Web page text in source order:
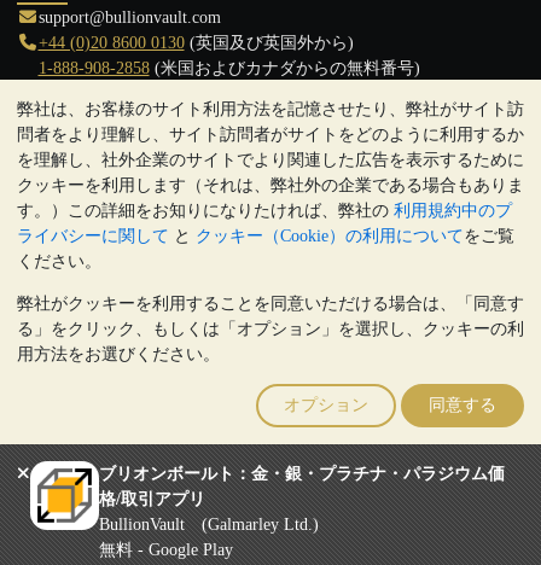
弊社は、お客様のサイト利用方法を記憶させたり、弊社がサイト訪
問者をより理解し、サイト訪問者がサイトをどのように利用するか
を理解し、社外企業のサイトでより関連した広告を表示するために
クッキーを利用します（それは、弊社外の企業である場合もありま
す。）この詳細をお知りになりたければ、弊社の 利用規約中のプ
ライバシーに関して と クッキー（Cookie）の利用についてをご覧
ください。
弊社がクッキーを利用することを同意いただける場合は、「同意す
る」をクリック、もしくは「オプション」を選択し、クッキーの利
用方法をお選びください。
オプション 同意する
ブリオンボールト：金・銀・プラチナ・パラジウム価
格/取引アプリ
BullionVault (Galmarley Ltd.)
無料 - Google Play
support@bullionvault.com
+44 (0)20 8600 0130(英国及び英国外から)
1-888-908-2858(米国およびカナダからの無料番号)
クリックして通話を開始
営業時間:
9:00～20:30 (英国), 月曜日から金曜日
17:00～2:30（日本時間）, 月曜日から金曜日
Galmarley Ltd T/A BullionVault
3 Shortlands (7th Floor)
London
W6 8DA
United Kingdom
貴金属の価値は下落することもあれば上昇することもありま
す。過去の傾向は、将来の価格の動きを保証するものではありませ
ん。BullionVaultのウェブサイト上、もしくはBullionVaultとのコミ
ュニケーション上のいかなる内容も、投資に関する助言ではありま
せん。顧客は、金及び銀地金を所有することが適切かどうかを判断
するために、専門家の助言を求めることをお勧めします。
Galmarley Ltd, trading as BullionVault, registered in England and Wales
4943684